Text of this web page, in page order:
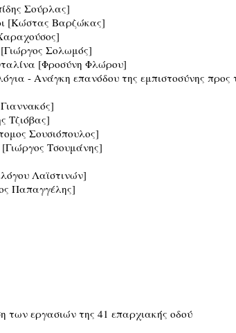
Σούρλας]
[Κώστας Βαρζώκας]
Σολωμός]
[Φροσύνη Φλώρου]
- Ανάγκη επανόδου της εμπιστοσύνης
Τζιόβας]
Σουσιόπουλος]
[Γιώργος Τσουμάνης]
Λαϊστινών]
Παπαγγέλης]
των εργασιών της 41 επαρχιακής οδού